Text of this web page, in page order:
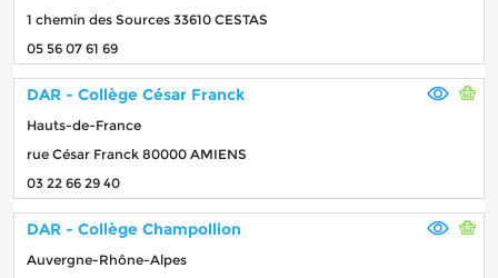
1 chemin des Sources 33610 CESTAS
05 56 07 61 69
DAR - Collège César Franck
Hauts-de-France
rue César Franck 80000 AMIENS
03 22 66 29 40
DAR - Collège Champollion
Auvergne-Rhône-Alpes